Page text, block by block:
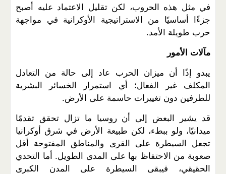
في مثل هذه الحروب، لكن تقليل الاعتماد عليه أصبح
جزءًا أساسيًا من الاستراتيجية الأوكرانية في مواجهة
حرب طويلة الأمد.
مآلات الأمور
يبدو إذًا أن ميزان الحرب عاد إلى حالة من التعادل
المكلف غير الفعال؛ أي استمرار الخسائر البشرية
للطرفين دون تغييرات حاسمة على الأرض.
قد يشير البعض إلى أن روسيا ما تزال تحقق تقدمًا
ميدانيًا، ولو ببطء، لكن طبيعة الأرض في شرق أوكرانيا
تجعل السيطرة على القرى والمناطق المفتوحة أقل
صعوبة من الاحتفاظ بها على المدى الطويل. أما التحدي
الحقيقي، فيبقى السيطرة على المدن الكبرى